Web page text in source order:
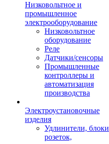
Низковольтное и
промышленное
электрооборудование
Низковольтное
оборудование
Реле
Датчики/сенсоры
Промышленные
контроллеры и
автоматизация
производства
Электроустановочные
изделия
Удлинители, блоки
розеток,